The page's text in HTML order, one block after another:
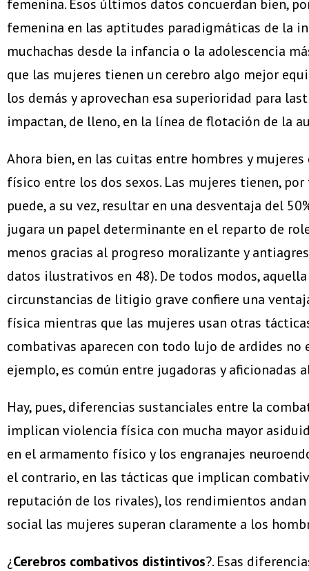
femenina. Esos últimos datos concuerdan bien,
femenina en las aptitudes paradigmáticas de la
muchachas desde la infancia o la adolescencia
que las mujeres tienen un cerebro algo mejor
los demás y aprovechan esa superioridad para
impactan, de lleno, en la línea de flotación de la
Ahora bien, en las cuitas entre hombres y
físico entre los dos sexos. Las mujeres tienen,
puede, a su vez, resultar en una desventaja del
jugara un papel determinante en el reparto de
menos gracias al progreso moralizante y
datos ilustrativos en 48). De todos modos,
circunstancias de litigio grave confiere una
física mientras que las mujeres usan otras
combativas aparecen con todo lujo de ardides no
ejemplo, es común entre jugadoras y
Hay, pues, diferencias sustanciales entre la
implican violencia física con mucha mayor
en el armamento físico y los engranajes
el contrario, en las tácticas que implican
reputación de los rivales), los rendimientos
social las mujeres superan claramente a los
¿Cerebros combativos distintivos?. Esas